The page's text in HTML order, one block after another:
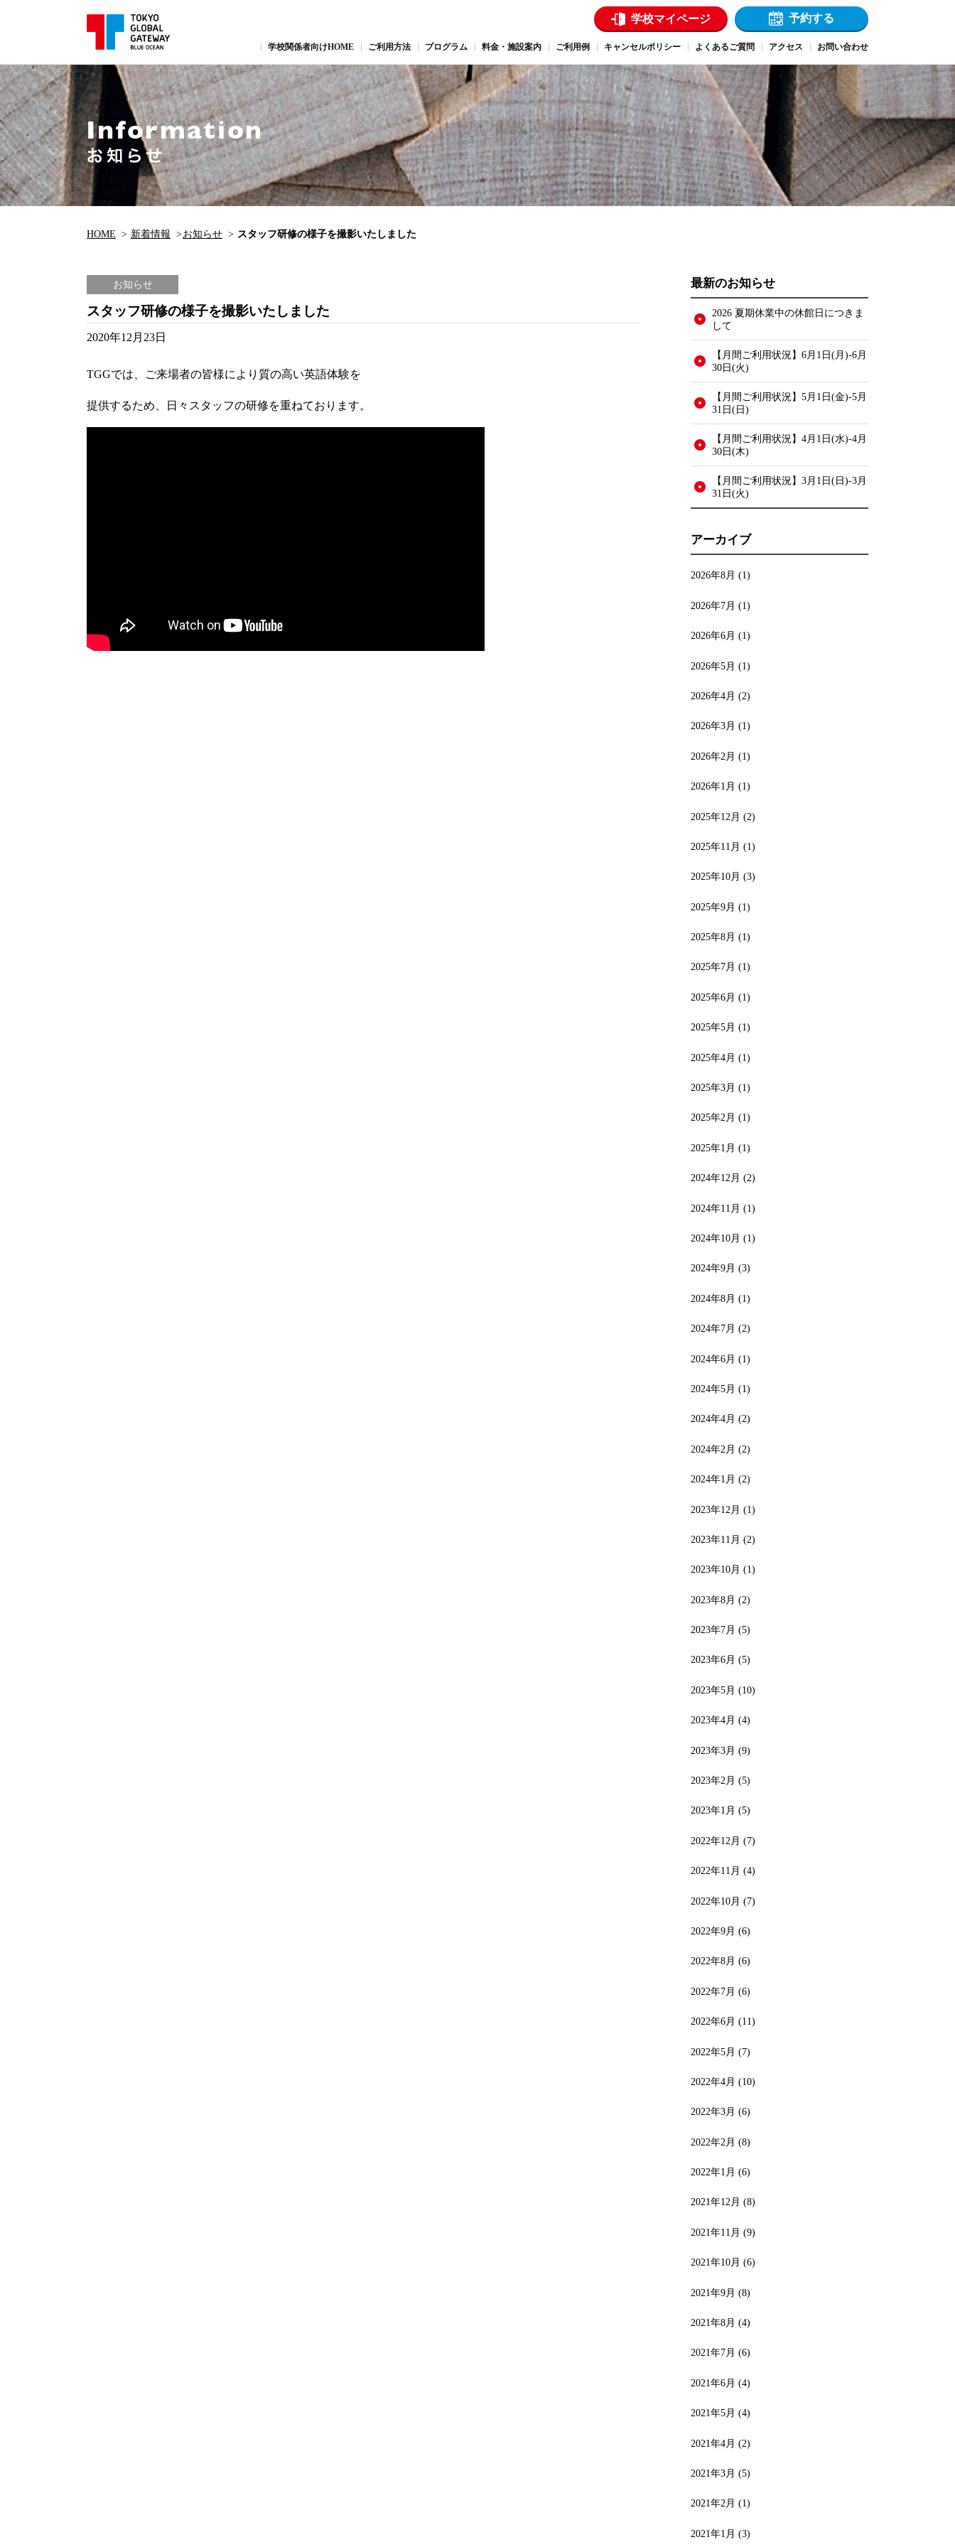
学校マイページ 予約する
学校関係者向けHOME ご利用方法 プログラム 料金・施設案内 ご利用例 キャンセルポリシー よくあるご質問 アクセス お問い合わせ
HOME 新着情報 お知らせ スタッフ研修の様子を撮影いたしました
お知らせ
スタッフ研修の様子を撮影いたしました
2020年12月23日
TGGでは、ご来場者の皆様により質の高い英語体験を
提供するため、日々スタッフの研修を重ねております。
最新のお知らせ
2026 夏期休業中の休館日につきま
して
【月間ご利用状況】6月1日(月)-6月
30日(火)
【月間ご利用状況】5月1日(金)-5月
31日(日)
【月間ご利用状況】4月1日(水)-4月
30日(木)
【月間ご利用状況】3月1日(日)-3月
31日(火)
アーカイブ
2026年8月 (1)
2026年7月 (1)
2026年6月 (1)
2026年5月 (1)
2026年4月 (2)
2026年3月 (1)
2026年2月 (1)
2026年1月 (1)
2025年12月 (2)
2025年11月 (1)
2025年10月 (3)
2025年9月 (1)
2025年8月 (1)
2025年7月 (1)
2025年6月 (1)
2025年5月 (1)
2025年4月 (1)
2025年3月 (1)
2025年2月 (1)
2025年1月 (1)
2024年12月 (2)
2024年11月 (1)
2024年10月 (1)
2024年9月 (3)
2024年8月 (1)
2024年7月 (2)
2024年6月 (1)
2024年5月 (1)
2024年4月 (2)
2024年2月 (2)
2024年1月 (2)
2023年12月 (1)
2023年11月 (2)
2023年10月 (1)
2023年8月 (2)
2023年7月 (5)
2023年6月 (5)
2023年5月 (10)
2023年4月 (4)
2023年3月 (9)
2023年2月 (5)
2023年1月 (5)
2022年12月 (7)
2022年11月 (4)
2022年10月 (7)
2022年9月 (6)
2022年8月 (6)
2022年7月 (6)
2022年6月 (11)
2022年5月 (7)
2022年4月 (10)
2022年3月 (6)
2022年2月 (8)
2022年1月 (6)
2021年12月 (8)
2021年11月 (9)
2021年10月 (6)
2021年9月 (8)
2021年8月 (4)
2021年7月 (6)
2021年6月 (4)
2021年5月 (4)
2021年4月 (2)
2021年3月 (5)
2021年2月 (1)
2021年1月 (3)